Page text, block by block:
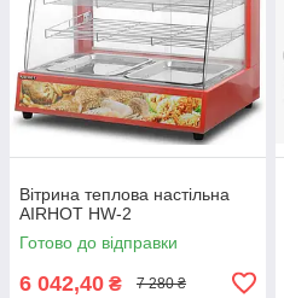
Вітрина теплова настільна
AIRHOT HW-2
Готово до відправки
6 042,40 ₴ 7 280 ₴